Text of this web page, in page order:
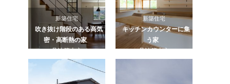
新築住宅
吹き抜け階段のある高気
密・高断熱の家
丹波篠山市
新築住宅
キッチンカウンターに集
う家
丹波篠山市